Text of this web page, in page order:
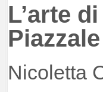
L’arte
Nicoletta